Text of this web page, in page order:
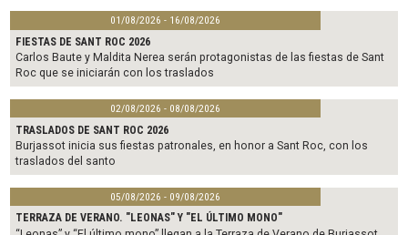
01/08/2026 - 16/08/2026
FIESTAS DE SANT ROC 2026
Carlos Baute y Maldita Nerea serán protagonistas de las fiestas de Sant
Roc que se iniciarán con los traslados
02/08/2026 - 08/08/2026
TRASLADOS DE SANT ROC 2026
Burjassot inicia sus fiestas patronales, en honor a Sant Roc, con los
traslados del santo
05/08/2026 - 09/08/2026
TERRAZA DE VERANO. "LEONAS" Y "EL ÚLTIMO MONO"